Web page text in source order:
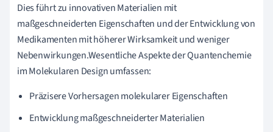
Dies führt zu innovativen Materialien mit
maßgeschneiderten Eigenschaften und der Entwicklung von
Medikamenten mit höherer Wirksamkeit und weniger
Nebenwirkungen.Wesentliche Aspekte der Quantenchemie
im Molekularen Design umfassen:
Präzisere Vorhersagen molekularer Eigenschaften
Entwicklung maßgeschneiderter Materialien